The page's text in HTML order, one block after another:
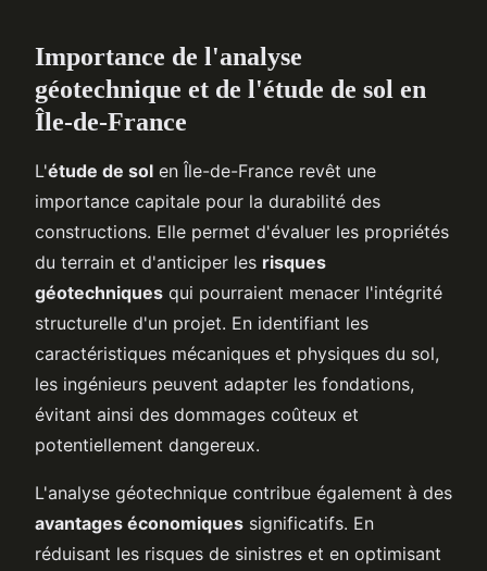
Importance de l'analyse
géotechnique et de l'étude de sol en
Île-de-France
L'étude de sol en Île-de-France revêt une
importance capitale pour la durabilité des
constructions. Elle permet d'évaluer les propriétés
du terrain et d'anticiper les risques
géotechniques qui pourraient menacer l'intégrité
structurelle d'un projet. En identifiant les
caractéristiques mécaniques et physiques du sol,
les ingénieurs peuvent adapter les fondations,
évitant ainsi des dommages coûteux et
potentiellement dangereux.
L'analyse géotechnique contribue également à des
avantages économiques significatifs. En
réduisant les risques de sinistres et en optimisant